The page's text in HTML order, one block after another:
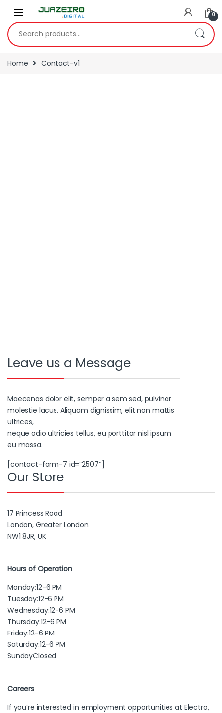
0
Home Contact-v1
Leave us a Message
Maecenas dolor elit, semper a sem sed, pulvinar
molestie lacus. Aliquam dignissim, elit non mattis
ultrices,
neque odio ultricies tellus, eu porttitor nisl ipsum
eu massa.
[contact-form-7 id=”2507″]
Our Store
17 Princess Road
London, Greater London
NW1 8JR, UK
Hours of Operation
Monday:12-6 PM
Tuesday:12-6 PM
Wednesday:12-6 PM
Thursday:12-6 PM
Friday:12-6 PM
Saturday:12-6 PM
SundayClosed
Careers
If you’re interested in employment opportunities at Electro,